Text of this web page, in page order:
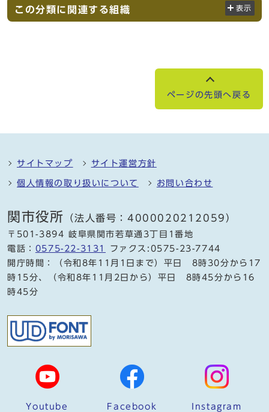
この分類に関連する組織 表示
ページの先頭へ戻る
サイトマップ サイト運営方針
個人情報の取り扱いについて お問い合わせ
関市役所 （法人番号：4000020212059）
〒501-3894 岐阜県関市若草通3丁目1番地
電話： 0575-22-3131
ファクス:0575-23-7744
開庁時間：（令和8年11月1日まで）平日 8時30分から17
時15分、（令和8年11月2日から）平日 8時45分から16
時45分
Youtube Facebook Instagram